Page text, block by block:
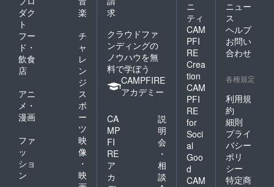
ダク
ト
楽
フー
ド・
飲食
店
チ
ャ
レ
ン
ジ
アニ
メ・
漫画
ス
ポ
ー
ツ
ファ
ッ
ショ
ン
映
像
・
映
求
クラウドファ
ンディングの
ノウハウを無
料で学ぼう
CAMPFIRE
アカデミー
CA
MP
FI
RE
ア
カ
説
明
会
・
相
談
ニ
ティ
CAM
PFI
RE
Crea
tion
CAM
PFI
RE
for
Soci
al
Goo
d
CAM
ニュー
ス
ヘルプ
お問い
合わせ
各種規定
利用規
約
細則
プライ
バシー
ポリ
シー
特定商